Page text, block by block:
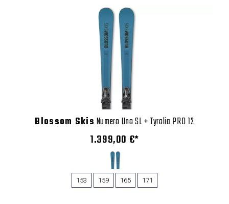
Blossom Skis Numero Uno SL + Tyrolia PRD 12
1.399,00 €*
153 159 165 171